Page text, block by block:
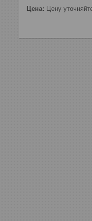
Цена: Цену